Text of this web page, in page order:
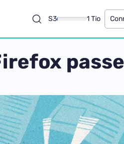
S3 1 Tio